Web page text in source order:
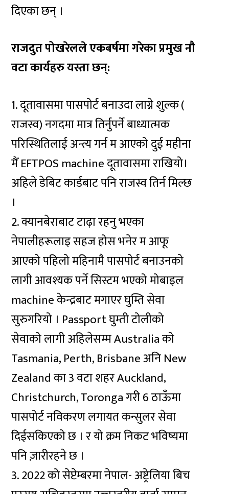
दिएका छन् ।
राजदुत पोखरेलले एकबर्षमा गरेका प्रमुख नौ
वटा कार्यहरु यस्ता छन्:
1. दूतावासमा पासपोर्ट बनाउदा लाग्ने शुल्क (
राजस्व) नगदमा मात्र तिर्नुपर्ने बाध्यात्मक
परिस्थितिलाई अन्त्य गर्न म आएको दुई महीना
मैं EFTPOS machine दूतावासमा राखियो।
अहिले डेबिट कार्डबाट पनि राजस्व तिर्न मिल्छ
।
2. क्यानबेराबाट टाढ़ा रहनु भएका
नेपालीहरूलाइ सहज होस भनेर म आफू
आएको पहिलो महिनामै पासपोर्ट बनाउनको
लागी आवश्यक पर्ने सिस्टम भएको मोबाइल
machine केन्द्रबाट मगाएर घुम्ति सेवा
सुरुगरियो । Passport घुम्ती टोलीको
सेवाको लागी अहिलेसम्म Australia को
Tasmania, Perth, Brisbane अनि New
Zealand का 3 वटा शहर Auckland,
Christchurch, Toronga गरी 6 ठाऊँमा
पासपोर्ट नविकरण लगायत कन्सुलर सेवा
दिईसकिएको छ । र यो क्रम निकट भविष्यमा
पनि ज़ारीरहने छ ।
3. 2022 को सेप्टेम्बरमा नेपाल- अष्ट्रेलिया बिच